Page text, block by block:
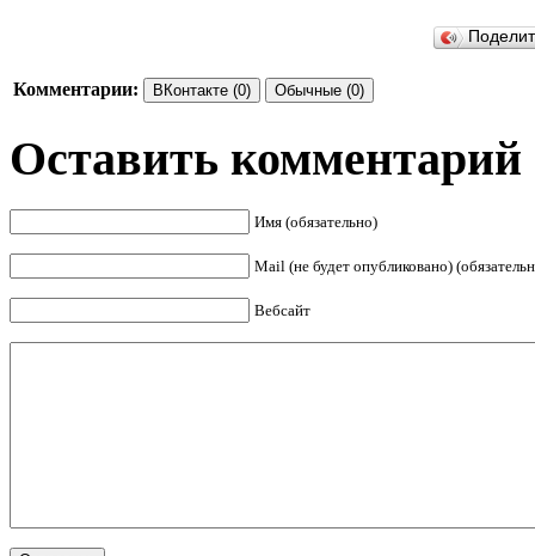
Комментарии: ВКонтакте (0) Обычные (0)
Оставить комментарий
Имя (обязательно)
Mail (не будет опубликовано)
Вебсайт